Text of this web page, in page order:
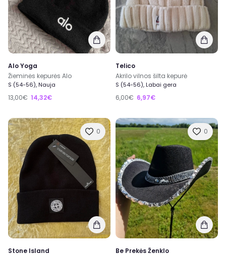
Alo Yoga
Žieminės kepurės Alo
S (54-56), Nauja
13,00€ 14,32€
Telico
Akrilo vilnos šilta kepurė
S (54-56), Labai gera
6,00€ 6,97€
0
Stone Island
0
Be Prekės Ženklo